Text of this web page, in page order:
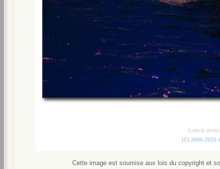
Galerie
(C) 2006-2010
Cette image est soumise aux lois du copyright et